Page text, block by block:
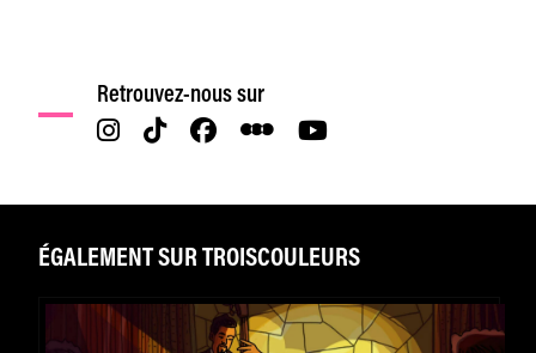
Retrouvez-nous sur
ÉGALEMENT SUR TROISCOULEURS